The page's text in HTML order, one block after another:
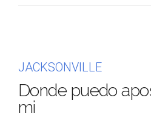
JACKSONVILLE
Donde puedo
mi